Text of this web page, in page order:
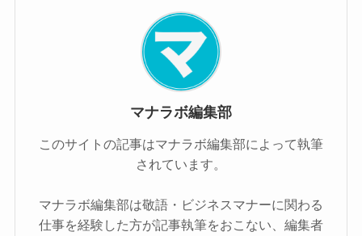
マナラボ編集部
このサイトの記事はマナラボ編集部によって執筆
されています。
マナラボ編集部は敬語・ビジネスマナーに関わる
仕事を経験した方が記事執筆をおこない、編集者